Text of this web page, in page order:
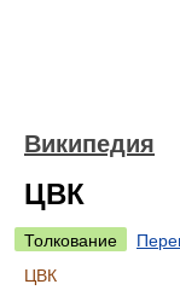
Википедия
ЦВК
Толкование
ЦВК